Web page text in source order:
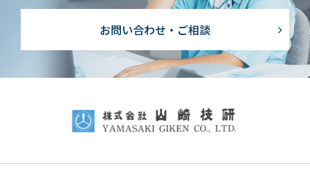
お問い合わせ・ご相談